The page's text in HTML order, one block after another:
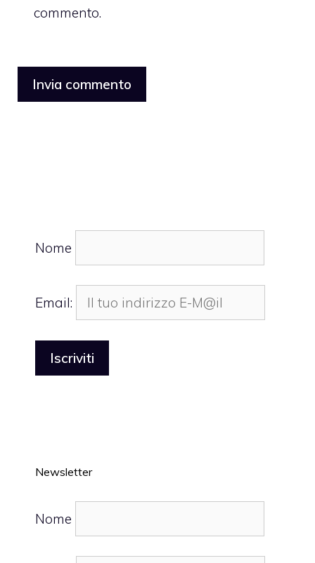
commento.
Nome
Email:
Newsletter
Nome